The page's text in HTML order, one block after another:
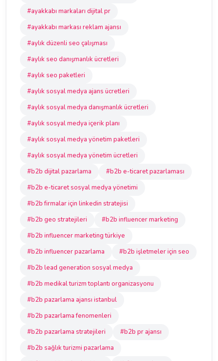
#ayakkabı markaları dijital pr
#ayakkabı markası reklam ajansı
#aylık düzenli seo çalışması
#aylık seo danışmanlık ücretleri
#aylık seo paketleri
#aylık sosyal medya ajans ücretleri
#aylık sosyal medya danışmanlık ücretleri
#aylık sosyal medya içerik planı
#aylık sosyal medya yönetim paketleri
#aylık sosyal medya yönetim ücretleri
#b2b dijital pazarlama
#b2b e-ticaret pazarlaması
#b2b e-ticaret sosyal medya yönetimi
#b2b firmalar için linkedin stratejisi
#b2b geo stratejileri
#b2b influencer marketing
#b2b influencer marketing türkiye
#b2b influencer pazarlama
#b2b işletmeler için seo
#b2b lead generation sosyal medya
#b2b medikal turizm toplantı organizasyonu
#b2b pazarlama ajansı istanbul
#b2b pazarlama fenomenleri
#b2b pazarlama stratejileri
#b2b pr ajansı
#b2b sağlık turizmi pazarlama